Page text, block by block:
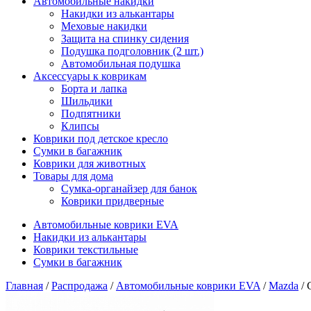
Накидки из алькантары
Меховые накидки
Защита на спинку сидения
Подушка подголовник (2 шт.)
Автомобильная подушка
Аксессуары к коврикам
Борта и лапка
Шильдики
Подпятники
Клипсы
Коврики под детское кресло
Сумки в багажник
Коврики для животных
Товары для дома
Сумка-органайзер для банок
Коврики придверные
Автомобильные коврики EVA
Накидки из алькантары
Коврики текстильные
Сумки в багажник
Главная /Распродажа / Автомобильные коврики EVA /Mazda /